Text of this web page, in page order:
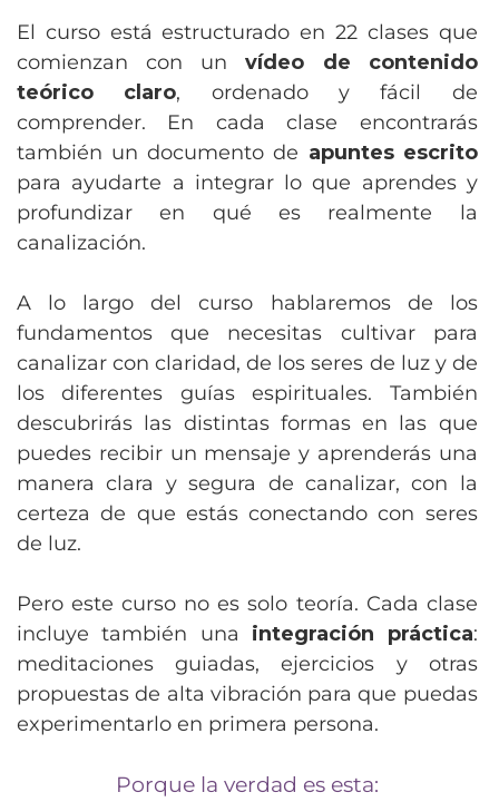
El curso está estructurado en 22 clases que
comienzan con unvídeo de contenido
teórico claro, ordenado y fácil de
comprender. En cada clase encontrarás
también un documento de apuntes escrito
para ayudarte a integrar lo que aprendes y
profundizar en qué es realmente la
canalización.
A lo largo del curso hablaremos de los
fundamentos que necesitas cultivar para
canalizar con claridad, de los seres de luz y de
los diferentes guías espirituales. También
descubrirás las distintas formas en las que
puedes recibir un mensaje y aprenderás una
manera clara y segura de canalizar, con la
certeza de que estás conectando con seres
de luz.
Pero este curso no es solo teoría. Cada clase
incluye también una integración práctica:
meditaciones guiadas, ejercicios y otras
propuestas de alta vibración para que puedas
experimentarlo en primera persona.
Porque la verdad es esta: